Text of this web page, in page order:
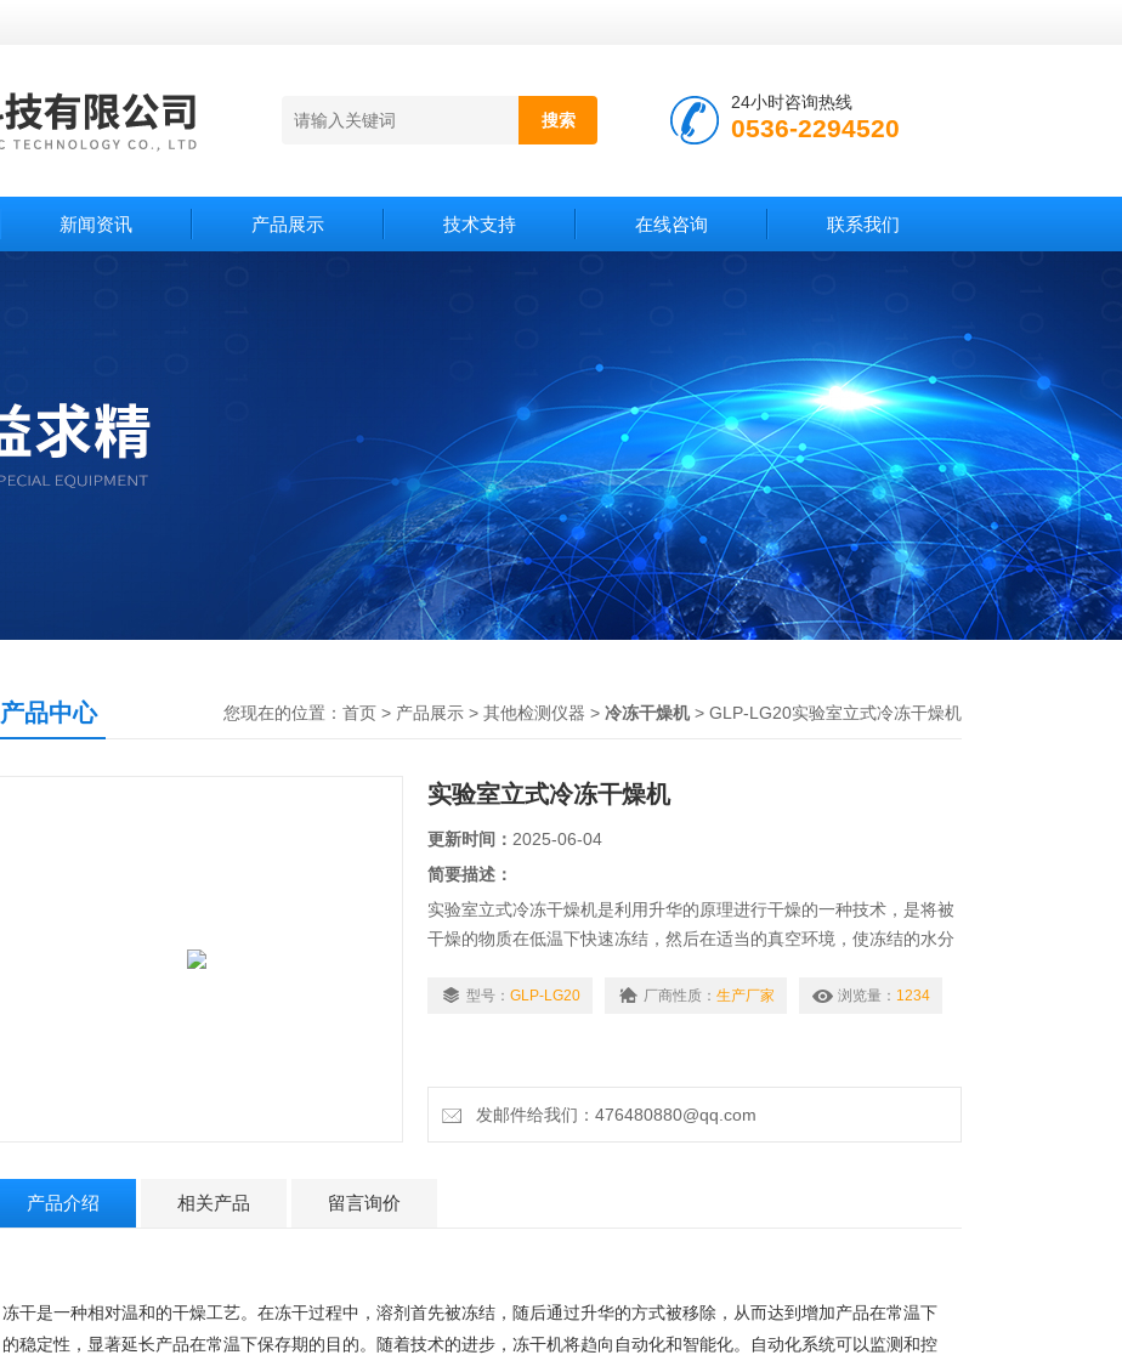
24小时咨询热线
0536-2294520
新闻资讯 产品展示 技术支持 在线咨询 联系我们
产品中心 您现在的位置： 首页 > 产品展示 > 其他检测仪器 > 冷冻干燥机> GLP-LG20实验室立式冷冻干燥机
实验室立式冷冻干燥机
更新时间： 2025-06-04
简要描述：
实验室立式冷冻干燥机是利用升华的原理进行干燥的一种技术，是将被
干燥的物质在低温下快速冻结，然后在适当的真空环境，使冻结的水分
型号： GLP-LG20 厂商性质： 生产厂家 浏览量： 1234
发邮件给我们：476480880@qq.com
产品介绍 相关产品 留言询价
冻干是一种相对温和的干燥工艺。在冻干过程中，溶剂首先被冻结，随后通过升华的方式被移除，从而达到增加产品在常温下
的稳定性，显著延长产品在常温下保存期的目的。随着技术的进步，冻干机将趋向自动化和智能化。自动化系统可以监测和控